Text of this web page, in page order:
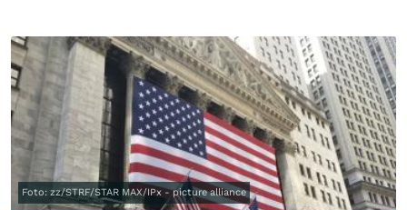
Foto: zz/STRF/STAR MAX/IPx - picture alliance